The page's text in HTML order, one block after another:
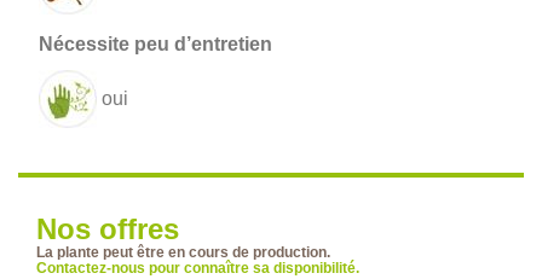
oui
Nos offres
La plante peut être en cours de production.
Contactez-nous pour connaître sa disponibilité.